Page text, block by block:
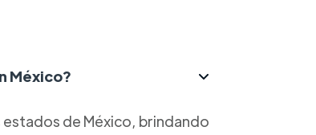
México?
de México, brindando